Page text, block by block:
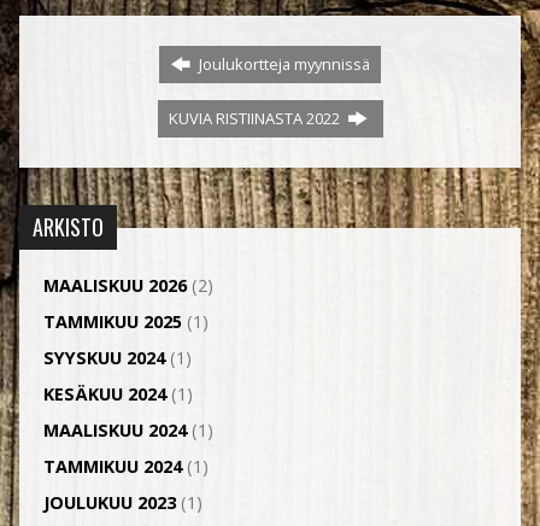
Joulukortteja myynnissä
KUVIA RISTIINASTA 2022
ARKISTO
MAALISKUU 2026(2)
TAMMIKUU 2025(1)
SYYSKUU 2024(1)
KESÄKUU 2024(1)
MAALISKUU 2024(1)
TAMMIKUU 2024(1)
JOULUKUU 2023(1)